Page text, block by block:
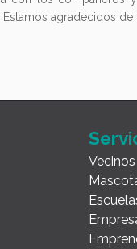
agradecidos de
Vecinos